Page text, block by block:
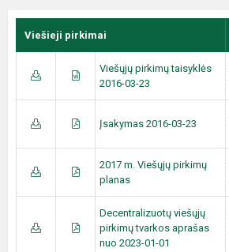
Viešieji pirkimai
Viešųjų pirkimų taisyklės
2016-03-23
Įsakymas 2016-03-23
2017 m. Viešųjų pirkimų
planas
Decentralizuotų viešųjų
pirkimų tvarkos aprašas
nuo 2023-01-01